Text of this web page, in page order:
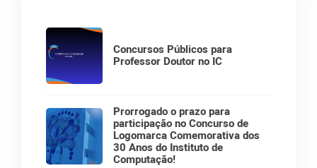
Concursos Públicos para
Professor Doutor no IC
Prorrogado o prazo para
participação no Concurso de
Logomarca Comemorativa dos
30 Anos do Instituto de
Computação!